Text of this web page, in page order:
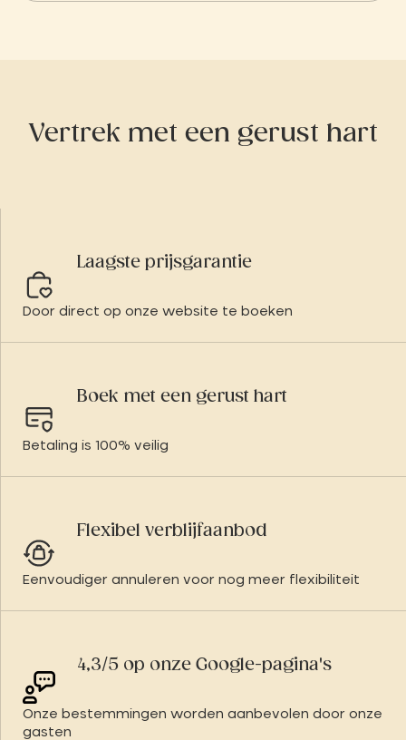
Vertrek met een gerust hart
Laagste prijsgarantie
Door direct op onze website te boeken
Boek met een gerust hart
Betaling is 100% veilig
Flexibel verblijfaanbod
Eenvoudiger annuleren voor nog meer flexibiliteit
4,3/5 op onze Google-pagina's
Onze bestemmingen worden aanbevolen door onze
gasten